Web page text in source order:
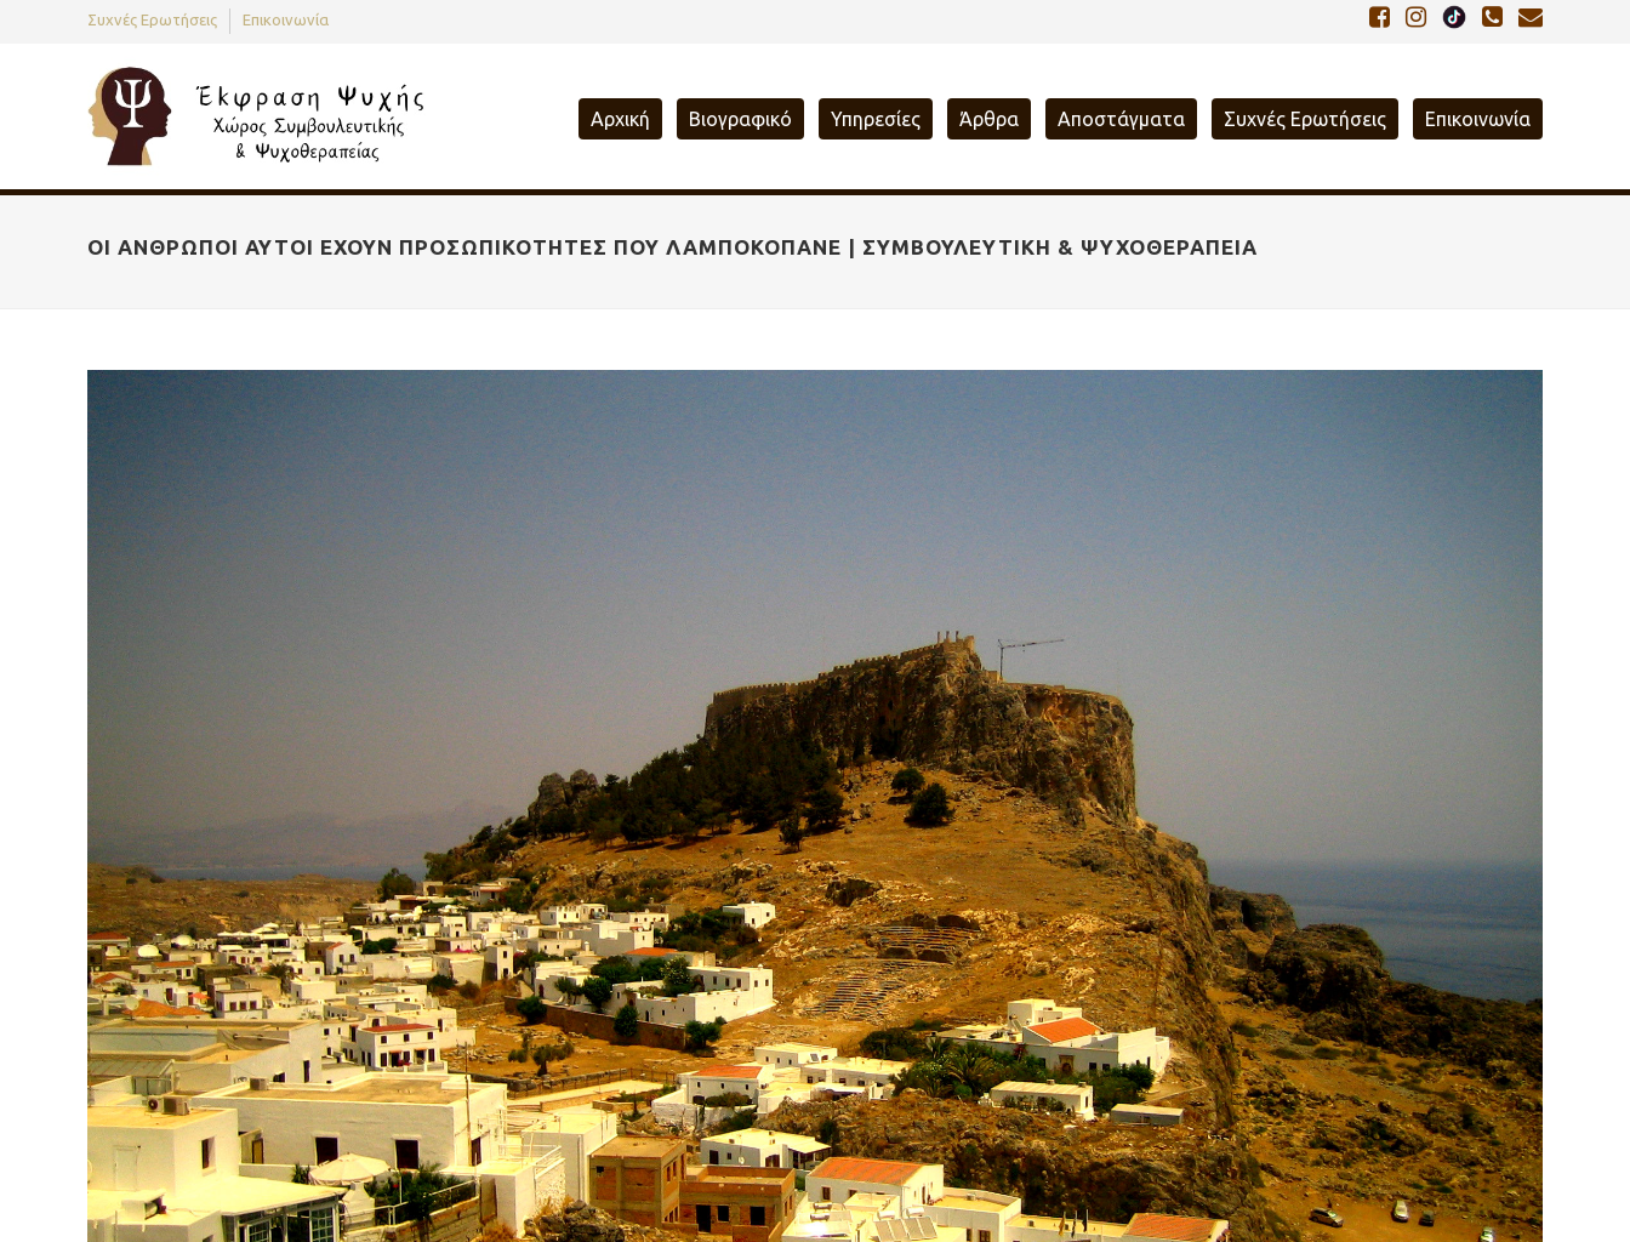
Συχνές Ερωτήσεις Επικοινωνία
Αρχική Βιογραφικό Υπηρεσίες Άρθρα Αποστάγματα Συχνές Ερωτήσεις Επικοινωνία
ΟΙ ΆΝΘΡΩΠΟΙ ΑΥΤΟΊ ΈΧΟΥΝ ΠΡΟΣΩΠΙΚΌΤΗΤΕΣ ΠΟΥ ΛΑΜΠΟΚΟΠΆΝΕ | ΣΥΜΒΟΥΛΕΥΤΙΚΉ & ΨΥΧΟΘΕΡΑΠΕΊΑ